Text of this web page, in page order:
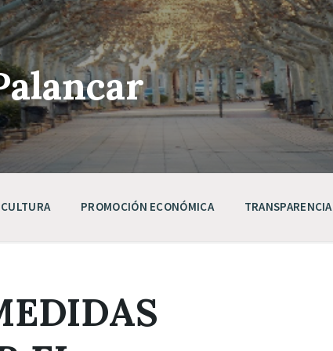
CULTURA PROMOCIÓN ECONÓMICA TRANSPARENCIA